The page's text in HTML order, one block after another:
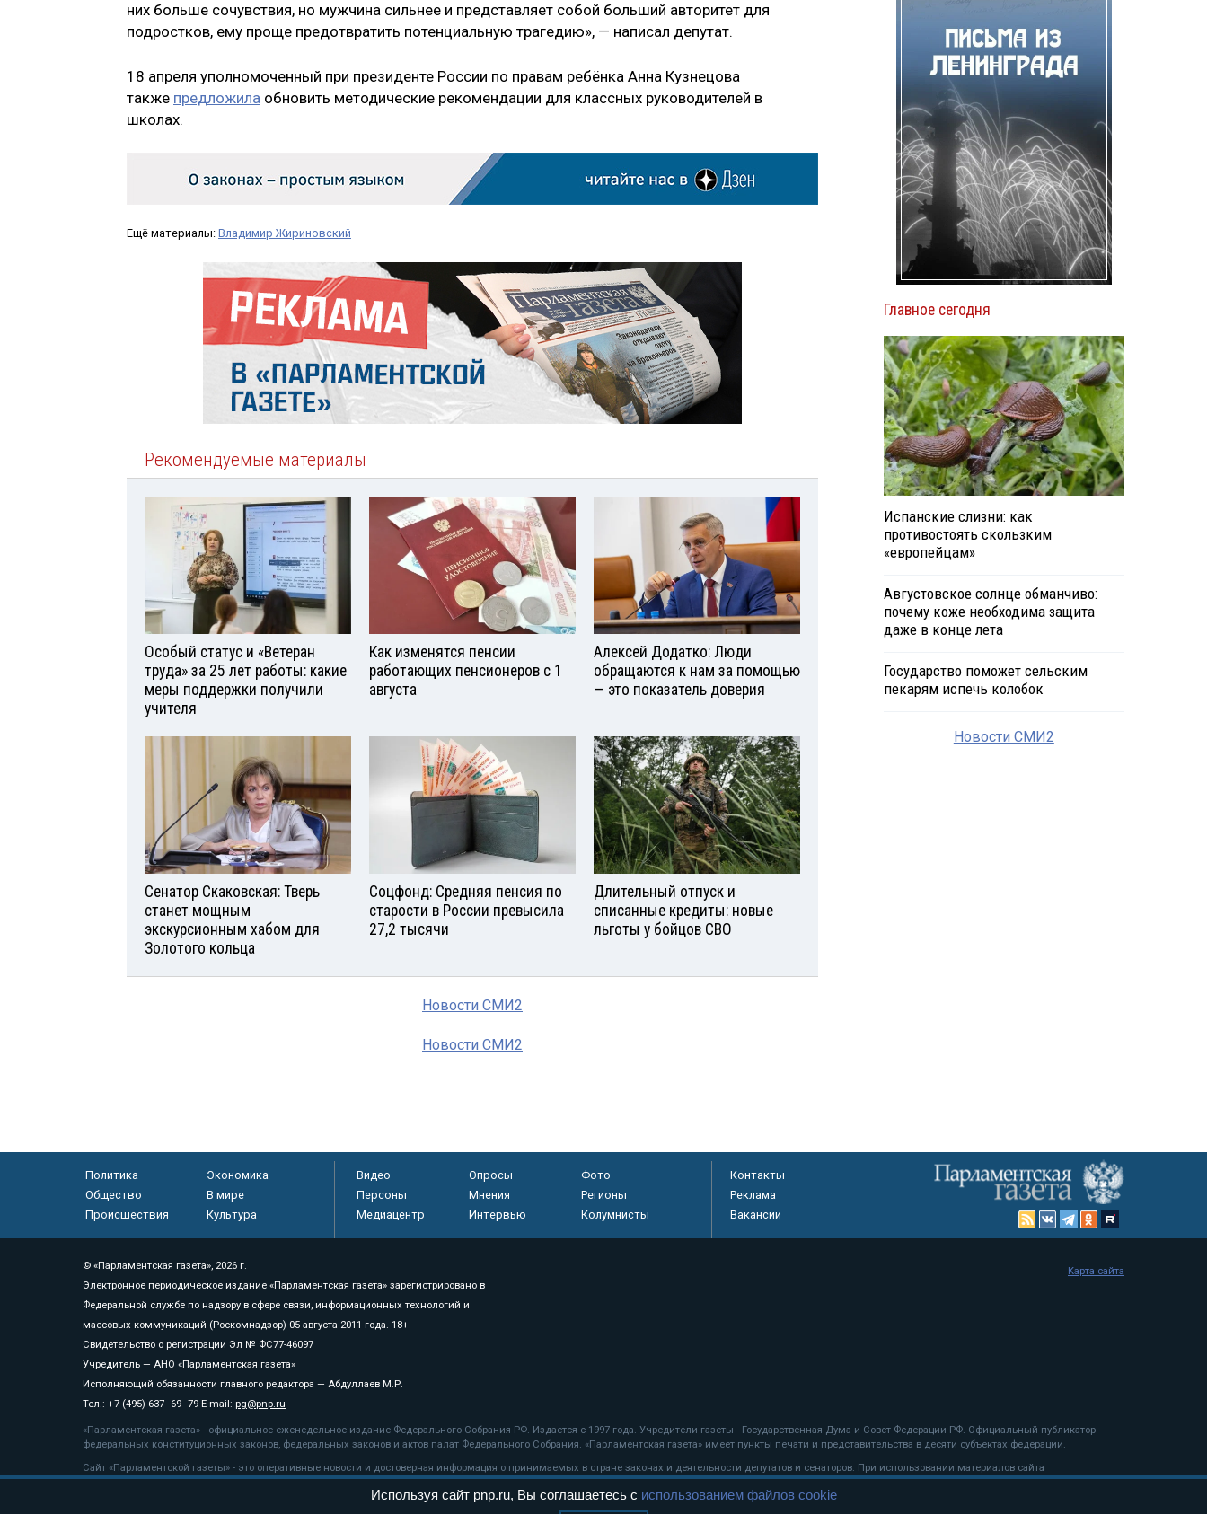
них больше сочувствия, но мужчина сильнее и представляет собой больший авторитет для
подростков, ему проще предотвратить потенциальную трагедию», — написал депутат.
18 апреля уполномоченный при президенте России по правам ребёнка Анна Кузнецова
также предложила обновить методические рекомендации для классных руководителей в
школах.
Ещё материалы: Владимир Жириновский
Рекомендуемые материалы
Особый статус и «Ветеран
труда» за 25 лет работы: какие
меры поддержки получили
учителя
Как изменятся пенсии
работающих пенсионеров с 1
августа
Алексей Додатко: Люди
обращаются к нам за помощью
— это показатель доверия
Сенатор Скаковская: Тверь
станет мощным
экскурсионным хабом для
Золотого кольца
Соцфонд: Средняя пенсия по
старости в России превысила
27,2 тысячи
Длительный отпуск и
списанные кредиты: новые
льготы у бойцов СВО
Новости СМИ2
Новости СМИ2
Главное сегодня
Испанские слизни: как
противостоять скользким
«европейцам»
Августовское солнце обманчиво:
почему коже необходима защита
даже в конце лета
Государство поможет сельским
пекарям испечь колобок
Новости СМИ2
Политика
Экономика
Общество
В мире
Происшествия
Культура
Видео Опросы
Фото
Персоны
Мнения
Регионы
Медиацентр
Интервью Колумнисты
Контакты
Реклама
Вакансии
© «Парламентская газета», 2026 г.
Электронное периодическое издание «Парламентская газета» зарегистрировано в
Федеральной службе по надзору в сфере связи, информационных технологий и
массовых коммуникаций (Роскомнадзор) 05 августа 2011 года. 18+
Свидетельство о регистрации Эл № ФС77-46097
Учредитель — АНО «Парламентская газета»
Исполняющий обязанности главного редактора — Абдуллаев М.Р.
Тел.: +7 (495) 637–69–79 E-mail: pg@pnp.ru
«Парламентская газета» - официальное еженедельное издание Федерального Собрания РФ. Издается с 1997 года. Учредители газеты - Государственная Дума и Совет Федерации РФ. Официальный публикатор
федеральных конституционных законов, федеральных законов и актов палат Федерального Собрания. «Парламентская газета» имеет пункты печати и представительства в десяти субъектах федерации.
Сайт «Парламентской газеты» - это оперативные новости и достоверная информация о принимаемых в стране законах и деятельности депутатов и сенаторов. При использовании материалов сайта
«Парламентской газеты» активная ссылка на pnp.ru обязательна.
рекомендательные технологии
Карта сайта
Используя сайт pnp.ru, Вы соглашаетесь с использованием файлов cookie